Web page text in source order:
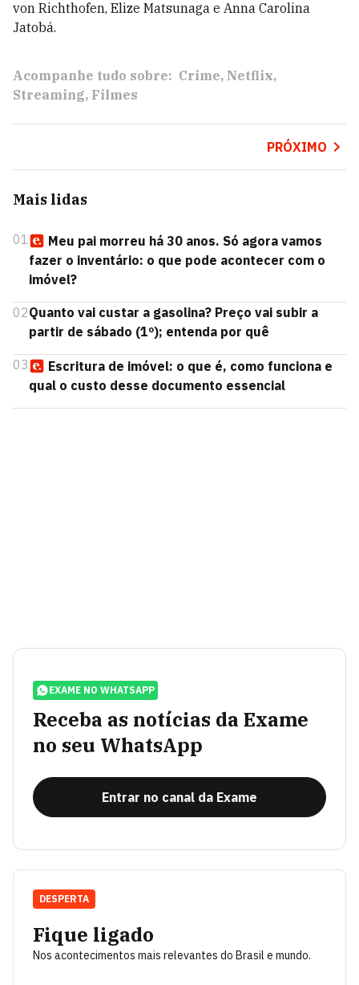
von Richthofen, Elize Matsunaga e Anna Carolina
Jatobá.
Acompanhe tudo sobre: Crime Netflix
Streaming Filmes
PRÓXIMO
Mais lidas
01
Meu pai morreu há 30 anos. Só agora vamos
fazer o inventário: o que pode acontecer com o
imóvel?
02Quanto vai custar a gasolina? Preço vai subir a
partir de sábado (1º); entenda por quê
03
Escritura de imóvel: o que é, como funciona e
qual o custo desse documento essencial
EXAME NO WHATSAPP
Receba as notícias da Exame
no seu WhatsApp
Entrar no canal da Exame
Fique ligado
Nos acontecimentos mais relevantes do Brasil e mundo.
DESPERTA